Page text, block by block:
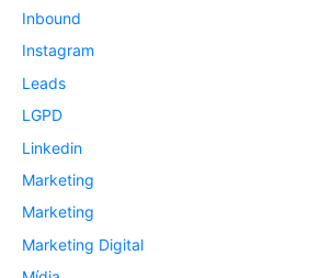
Inbound
Instagram
Leads
LGPD
Linkedin
Marketing
Marketing
Marketing Digital